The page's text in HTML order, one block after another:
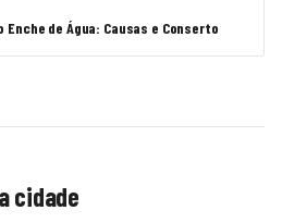
Enche de Água: Causas e Conserto
cidade